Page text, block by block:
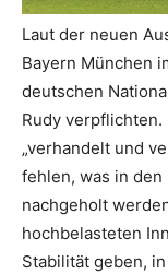
Laut der neuen
Bayern München
deutschen
Rudy
„verhandelt und
fehlen, was in den
nachgeholt
hochbelasteten
Stabilität geben,